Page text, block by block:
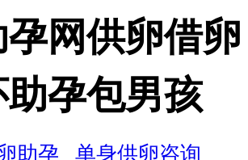
网供卵借卵
孕包男孩
助孕
单身供卵咨询